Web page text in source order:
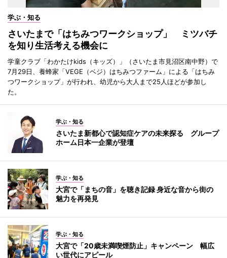
学ぶ・知る
さいたまで「はちみつワークショップ」 ミツバチ
を知り生活考える機会に
学童クラブ「わかたけkids（キッズ）」（さいたま市見沼区南中野）で
7月29日、養蜂家「VEGE（ベジ）はちみつファーム」による「はちみ
つワークショップ」が行われ、幼児から大人まで25人ほどが参加し
た。
学ぶ・知る
さいたま新都心で認知症ケアの未来探る グループ
ホーム日本一企業が登壇
学ぶ・知る
大宮で「まちの音」を聴き記録 身近な音から街の
魅力を再発見
学ぶ・知る
大宮で「20歳未満喫煙防止」キャンペーン 幅広
い世代にアピール